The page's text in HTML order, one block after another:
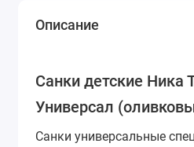
Описание
Санки детские Ника
Универсал
Санки универсальные